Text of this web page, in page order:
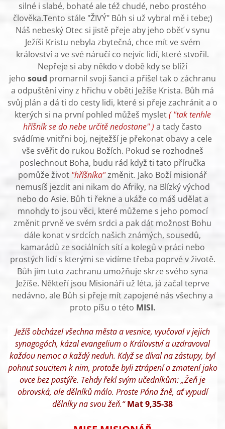
silné i slabé, bohaté ale též chudé, nebo prostého
člověka.Tento stále "ŽIVÝ" Bůh si už vybral mě i tebe;)
Náš nebeský Otec si jistě přeje aby jeho oběť v synu
Ježíši Kristu nebyla zbytečná, chce mít ve svém
království a ve své náručí co nejvíc lidí, které stvořil.
Nepřeje si aby někdo v době kdy se blíží
jeho soud promarnil svoji šanci a přišel tak o záchranu
a odpuštění viny z hřichu v oběti Ježíše Krista. Bůh má
svůj plán a dá ti do cesty lidi, které si přeje zachránit a o
kterých si na první pohled můžeš myslet ( "tak tenhle
hříšník se do nebe určitě nedostane" ) a tady často
svádíme vnitřni boj, nejtežší je překonat obavy a cele
vše svěřit do rukou Božích. Pokud se rozhodneš
poslechnout Boha, budu rád když ti tato příručka
pomůže život "hříšníka"změnit. Jako Boží misionář
nemusíš jezdit ani nikam do Afriky, na Blízký východ
nebo do Asie. Bůh ti řekne a ukáže co máš udělat a
mnohdy to jsou věci, které můžeme s jeho pomocí
změnit prvně ve svém srdci a pak dát možnost Bohu
dále konat v srdcích našich známých, sousedů,
kamarádů ze sociálních sítí a kolegů v práci nebo
prostých lidí s kterými se vidíme třeba poprvé v životě.
Bůh jim tuto zachranu umožňuje skrze svého syna
Ježíše. Někteří jsou Misionáři už léta, já začal teprve
nedávno, ale Bůh si přeje mít zapojené nás všechny a
proto píšu o této MISI.
Ježíš obcházel všechna města a vesnice, vyučoval v jejich
synagogách, kázal evangelium o Království a uzdravoval
každou nemoc a každý neduh. Když se díval na zástupy, byl
pohnut soucitem k nim, protože byli ztrápení a zmatení jako
ovce bez pastýře. Tehdy řekl svým učedníkům: „Žeň je
obrovská, ale dělníků málo. Proste Pána žně, ať vypudí
dělníky na svou žeň.“ Mat 9,35-38